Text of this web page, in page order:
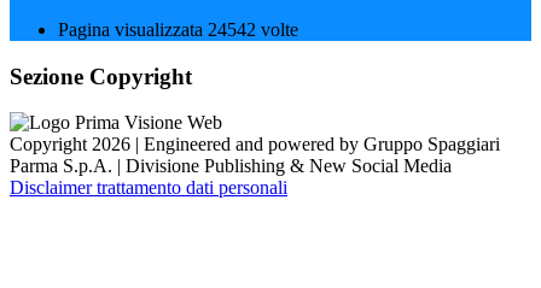
Pagina visualizzata 24542 volte
Sezione Copyright
Copyright 2026 | Engineered and powered by Gruppo Spaggiari
Parma S.p.A. | Divisione Publishing & New Social Media
Disclaimer trattamento dati personali